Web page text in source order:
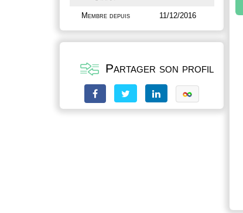
Membre depuis 11/12/2016
Partager son profil